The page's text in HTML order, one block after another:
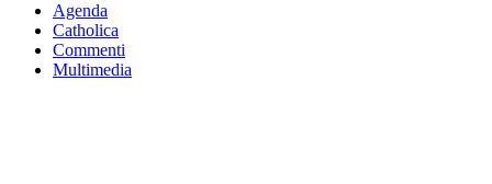
Agenda
Catholica
Commenti
Multimedia